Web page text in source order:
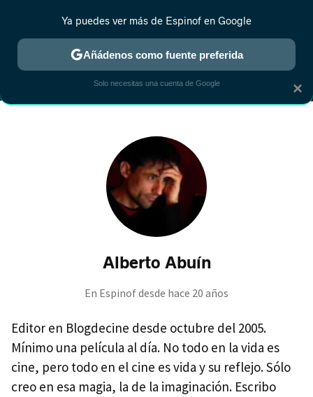
MENÚ NUEVO
ESTRENOS REALITY ANIME RANKINGS CINE
Alberto Abuín
En Espinof desde hace 20 años
Editor en Blogdecine desde octubre del 2005.
Mínimo una película al día. No todo en la vida es
cine, pero todo en el cine es vida y su reflejo. Sólo
creo en esa magia, la de la imaginación. Escribo
×
Ya puedes ver más de Espinof en Google
Añádenos como fuente preferida
Solo necesitas una cuenta de Google